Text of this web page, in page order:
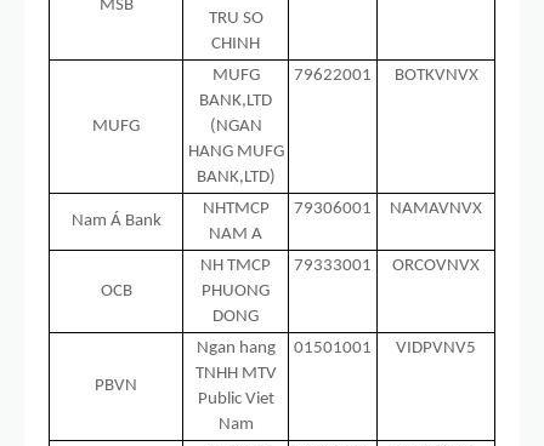
MSB
TRU SO
CHINH
MUFG
MUFG
BANK,LTD
(NGAN
HANG MUFG
BANK,LTD)
79622001 BOTKVNVX
Nam Á Bank
NHTMCP
NAM A
79306001 NAMAVNVX
OCB
NH TMCP
PHUONG
DONG
79333001 ORCOVNVX
PBVN
Ngan hang
TNHH MTV
Public Viet
Nam
01501001 VIDPVNV5